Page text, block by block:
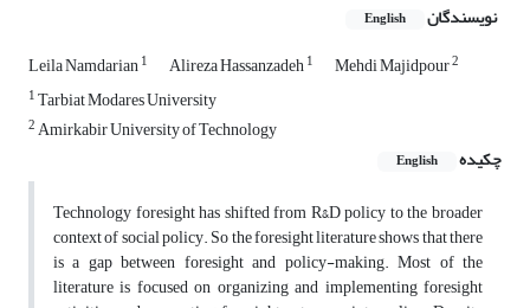
نویسندگان English
Leila Namdarian1 Alireza Hassanzadeh1 Mehdi Majidpour2
1Tarbiat Modares University
2Amirkabir University of Technology
چکیده
English
Technology foresight has shifted from R&D policy to the broader
context of social policy. So the foresight literature shows that there
is a gap between foresight and policy-making. Most of the
literature is focused on organizing and implementing foresight